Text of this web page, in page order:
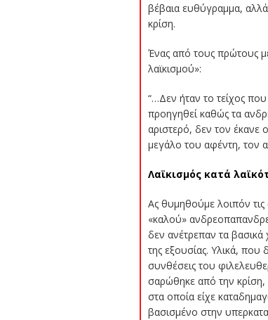
βέβαια ευθύγραμμα,
κρίση.
Ένας από τους πρώτους
λαϊκισμού»:
“…Δεν ήταν το τείχος
προηγηθεί καθώς τα
αριστερό, δεν τον έκανε
μεγάλο του αφέντη, τον
Λαϊκισμός κατά
Ας θυμηθούμε λοιπόν
«καλού»
δεν ανέτρεπαν τα βασικά
της εξουσίας. Υλικά, που
συνθέσεις του
σαρώθηκε από την κρίση,
στα οποία είχε
βασισμένο στην